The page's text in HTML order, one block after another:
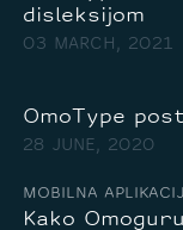
disleksijom
03 MARCH, 2021
OmoType
28 JUNE, 2020
MOBILNA
Kako